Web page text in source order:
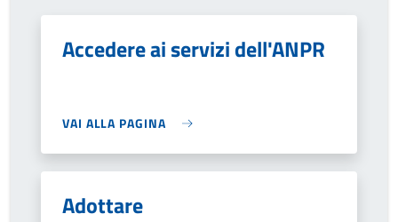
Accedere ai servizi dell'ANPR
VAI ALLA PAGINA
Adottare